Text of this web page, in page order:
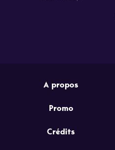
A propos
Promo
Crédits